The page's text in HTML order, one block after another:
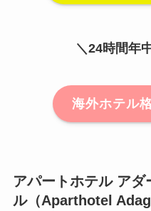
＼24時間年
海外ホテル
アパートホテル アダ
ル（Aparthotel